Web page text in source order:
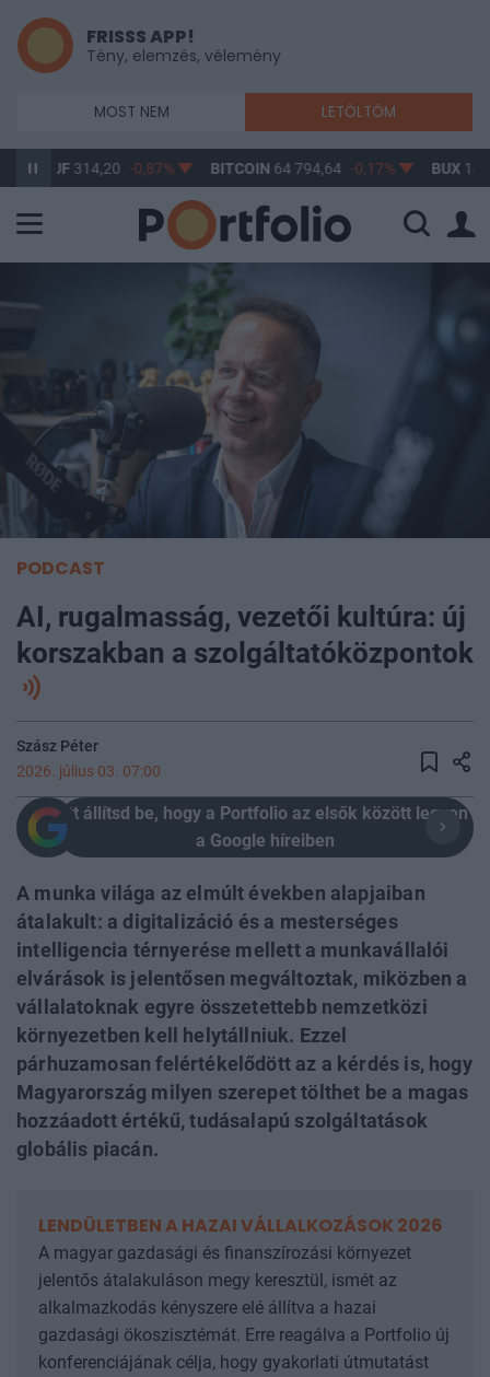
FRISSS APP!
Tény, elemzés, vélemény
MOST NEM LETÖLTÖM
314,20 -0,87% BITCOIN64 794,64 -0,17% BUX148 632,55
PODCAST
AI, rugalmasság, vezetői kultúra: új
korszakban a szolgáltatóközpontok
Szász Péter
2026. július 03. 07:00
Itt állítsd be, hogy a Portfolio az elsők között legyen
a Google híreiben
A munka világa az elmúlt években alapjaiban
átalakult: a digitalizáció és a mesterséges
intelligencia térnyerése mellett a munkavállalói
elvárások is jelentősen megváltoztak, miközben a
vállalatoknak egyre összetettebb nemzetközi
környezetben kell helytállniuk. Ezzel
párhuzamosan felértékelődött az a kérdés is, hogy
Magyarország milyen szerepet tölthet be a magas
hozzáadott értékű, tudásalapú szolgáltatások
globális piacán.
LENDÜLETBEN A HAZAI VÁLLALKOZÁSOK 2026
A magyar gazdasági és finanszírozási környezet
jelentős átalakuláson megy keresztül, ismét az
alkalmazkodás kényszere elé állítva a hazai
gazdasági ökoszisztémát. Erre reagálva a Portfolio új
konferenciájának célja, hogy gyakorlati útmutatást